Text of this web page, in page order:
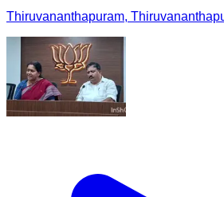
Thiruvananthapuram,